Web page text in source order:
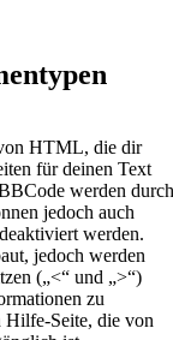
HTML, die dir
für deinen Text
werden durch
jedoch auch
werden.
jedoch werden
(„<“ und „>“)
zu
Hilfe-Seite, die von